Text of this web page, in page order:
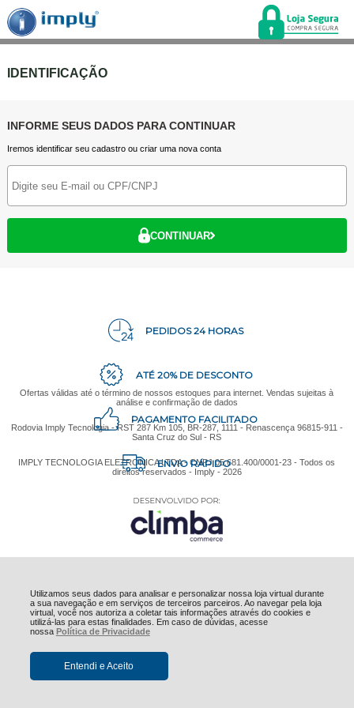
Utilizamos seus dados para analisar e personalizar nossa loja virtual durante
a sua navegação e em serviços de terceiros parceiros. Ao navegar pela loja
virtual, você nos autoriza a coletar tais informações através do cookies e
utilizá-las para estas finalidades. Em caso de dúvidas, acesse
nossa Política de Privacidade
Entendi e Aceito
IDENTIFICAÇÃO
INFORME SEUS DADOS PARA CONTINUAR
Iremos identificar seu cadastro ou criar uma nova conta
CONTINUAR
PEDIDOS 24 HORAS
ATÉ 20% DE DESCONTO
PAGAMENTO FACILITADO
ENVIO RÁPIDO
Ofertas válidas até o término de nossos estoques para internet. Vendas sujeitas à
análise e confirmação de dados
Rodovia Imply Tecnologia - RST 287 Km 105, BR-287, 1111 - Renascença 96815-911 -
Santa Cruz do Sul - RS
IMPLY TECNOLOGIA ELETRONICA LTDA - CNPJ 05.681.400/0001-23 - Todos os
direitos reservados - Imply - 2026